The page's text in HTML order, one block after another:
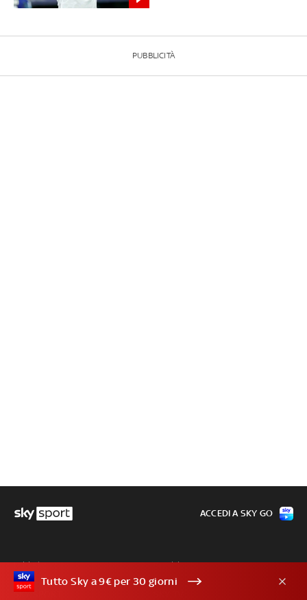
PUBBLICITÀ
I siti Sky:
SKY SPORT
Servizi:
ACCEDI A SKY GO
Tutto Sky a 9€ per 30 giorni